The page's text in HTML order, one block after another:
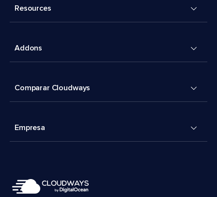
Resources
Addons
Comparar Cloudways
Empresa